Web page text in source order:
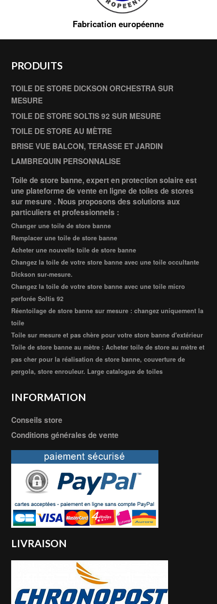
Fabrication européenne
PRODUITS
TOILE DE STORE DICKSON ORCHESTRA SUR
MESURE
TOILE DE STORE SOLTIS 92 SUR MESURE
TOILE DE STORE AU MÈTRE
BRISE VUE BALCON, TERASSE ET JARDIN
LAMBREQUIN PERSONNALISE
Toile de store banne, expert en protection solaire est
une plateforme de vente en ligne de toiles de stores
sur mesure . Nous proposons des solutions aux
particuliers et professionnels :
Changer une toile de store banne
Remplacer une toile de store banne
Acheter une nouvelle toile de store banne
Changez la toile de votre store banne avec une toile occultante
Dickson sur-mesure.
Changez la toile de votre store banne avec une toile micro
perforée Soltis 92
Réentoilage de store banne sur mesure : changez uniquement la
toile
Toile sur mesure et pas chère pour votre store banne d'extérieur
Toile de store banne au mètre : Acheter toile de store au mètre et
pas cher pour la réalisation de store banne, couverture de
pergola, store enrouleur. Large catalogue de toiles
INFORMATION
Conseils store
Conditions générales de vente
LIVRAISON